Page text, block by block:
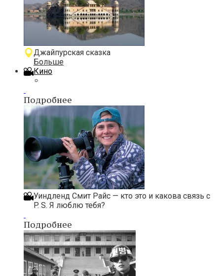
Джайпурская сказка
Больше
Кино
Подробнее
Уиндленд Смит Райс — кто это и какова связь с
P. S. Я люблю тебя?
Подробнее